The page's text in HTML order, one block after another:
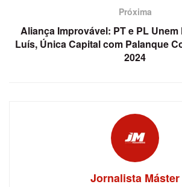
Próxima
Aliança Improvável: PT e PL Unem
Luís, Única Capital com Palanque
2024
Jornalista Máster